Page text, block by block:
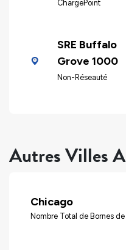
ChargePoint
SRE Buffalo
Grove 1000
Non-Réseauté
Autres Villes
Chicago
Nombre Total de Bornes